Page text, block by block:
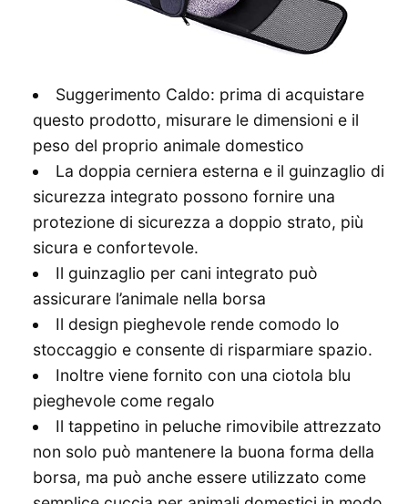
Suggerimento Caldo: prima di acquistare
questo prodotto, misurare le dimensioni e il
peso del proprio animale domestico
La doppia cerniera esterna e il guinzaglio di
sicurezza integrato possono fornire una
protezione di sicurezza a doppio strato, più
sicura e confortevole.
Il guinzaglio per cani integrato può
assicurare l’animale nella borsa
Il design pieghevole rende comodo lo
stoccaggio e consente di risparmiare spazio.
Inoltre viene fornito con una ciotola blu
pieghevole come regalo
Il tappetino in peluche rimovibile attrezzato
non solo può mantenere la buona forma della
borsa, ma può anche essere utilizzato come